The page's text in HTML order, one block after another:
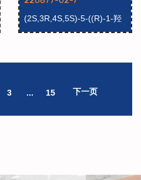
(2S,3R,4S,5S)-5-((R)-1-羟
基-2-(新戊酰氧基)乙基)四氢
3 ... 15 下一页